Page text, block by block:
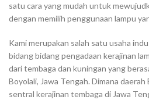
satu cara yang mudah untuk
dengan memilih penggunaan lampu
Kami merupakan salah satu usaha
bidang bidang pengadaan kerajinan
dari tembaga dan kuningan yang
Boyolali, Jawa Tengah. Dimana
sentral kerajinan tembaga di Jawa